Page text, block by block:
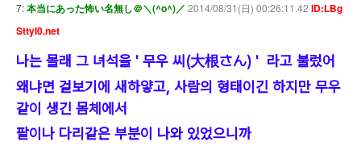
7:本当にあった怖い名無し＠＼(^o^)／ 2014/08/31(日) 00:26:11.42 ID:LBg
SttyI0.net
나는 몰래 그 녀석을 ' 무우 씨(大根さん) ' 라고 불렀어
왜냐면 겉보기에 새하얗고, 사람의 형태이긴 하지만 무우
같이 생긴 몸체에서
팔이나 다리같은 부분이 나와 있었으니까